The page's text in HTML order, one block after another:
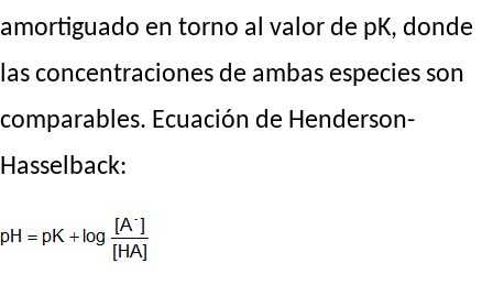
amortiguado en torno al valor de pK, donde
las concentraciones de ambas especies son
comparables. Ecuación de Henderson-
Hasselback: